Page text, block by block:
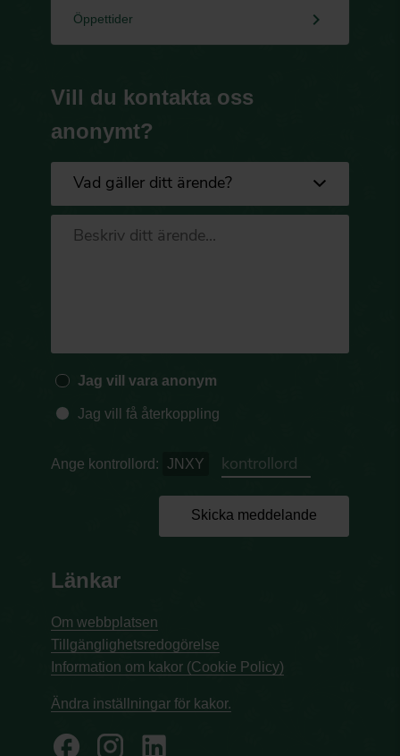
Öppettider keyboard_arrow_right
Vill du kontakta oss
anonymt?
Jag vill vara anonym
Jag vill få återkoppling
Ange kontrollord: JNXY
Skicka meddelande
Länkar
Om webbplatsen
Tillgänglighetsredogörelse
Information om kakor (Cookie Policy)
Ändra inställningar för kakor.
facebook